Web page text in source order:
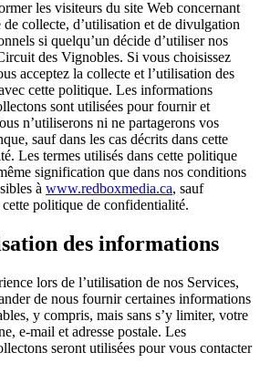
les visiteurs du site Web concernant
collecte, d’utilisation et de divulgation
si quelqu’un décide d’utiliser nos
des Vignobles. Si vous choisissez
acceptez la collecte et l’utilisation des
cette politique. Les informations
sont utilisées pour fournir et
n’utiliserons ni ne partagerons vos
sauf dans les cas décrits dans cette
Les termes utilisés dans cette politique
signification que dans nos conditions
à www.redboxmedia.ca, sauf
politique de confidentialité.
des informations
lors de l’utilisation de nos Services,
de nous fournir certaines informations
y compris, mais sans s’y limiter, votre
e-mail et adresse postale. Les
seront utilisées pour vous contacter